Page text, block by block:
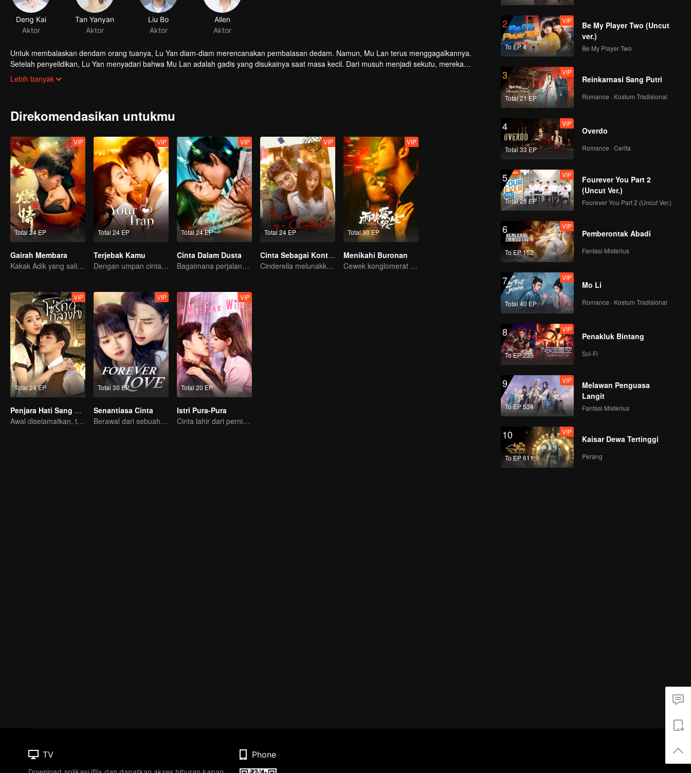
Untuk membalaskan dendam orang tuanya, Lu Yan diam-diam merencanakan pembalasan dedam. Namun, Mu Lan terus menggagalkannya.
Setelah penyelidikan, Lu Yan menyadari bahwa Mu Lan adalah gadis yang disukainya saat masa kecil. Dari musuh menjadi sekutu, mereka
menargetkan "Lu Changhe". Namun, "Lu Changhe" telah mengetahui semua gerakan mereka...
Lebih banyak
Direkomendasikan untukmu
Total 24 EP
VIP
Gairah Membara
Kakak Adik yang saling jatuh cinta? Bisakah mereka bersatu?
Total 24 EP
VIP
Terjebak Kamu
Dengan umpan cinta, memancingmu jatuh ke jebakan
Total 24 EP
VIP
Cinta Dalam Dusta
Bagaimana perjalana pelukis misterius balas dendam?
Total 24 EP
VIP
Cinta Sebagai Kontrak
Cinderella melunakkan hati Pak CEO
Total 30 EP
VIP
Menikahi Buronan
Cewek konglomerat yang diburu cowok ganteng sampai ke pelaminan!
Total 24 EP
VIP
Penjara Hati Sang Jenderal (Thai Ver.)
Awal diselamatkan, tetapi hanya untuk di kurung?
Total 30 EP
VIP
Senantiasa Cinta
Berawal dari sebuah ciuman
Total 20 EP
VIP
Istri Pura-Pura
Cinta lahir dari pernikahan pura-pura
2
To EP 4
VIP
Be My Player Two (Uncut
ver.)
Be My Player Two
3
Total 21 EP
VIP
Reinkarnasi Sang Putri
Romance · Kostum Tradisional
4
Total 33 EP
VIP
Overdo
Romance · Cerita
5
Total 25 EP
VIP
Fourever You Part 2
(Uncut Ver.)
Fourever You Part 2 (Uncut Ver.)
6
To EP 152
VIP
Pemberontak Abadi
Fantasi Misterius
7
Total 40 EP
VIP
Mo Li
Romance · Kostum Tradisional
8
To EP 235
VIP
Penakluk Bintang
Sci-Fi
9
To EP 534
VIP
Melawan Penguasa
Langit
Fantasi Misterius
10
To EP 611
VIP
Kaisar Dewa Tertinggi
Perang
TV Phone